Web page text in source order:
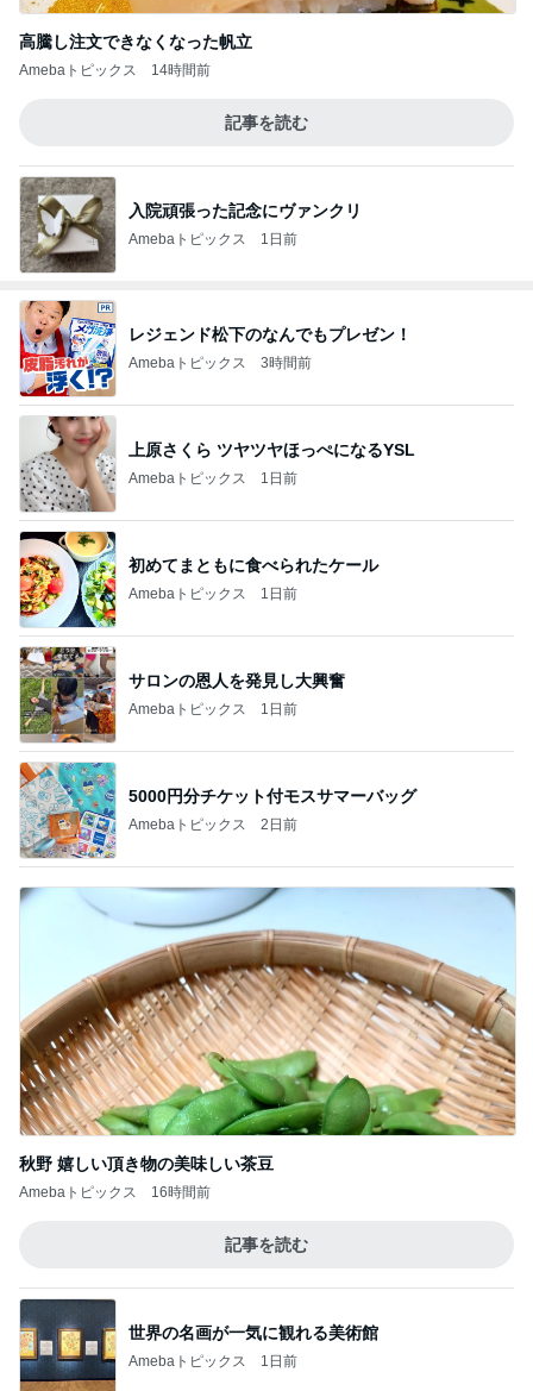
高騰し注文できなくなった帆立
Amebaトピックス 14時間前
記事を読む
入院頑張った記念にヴァンクリ
Amebaトピックス 1日前
レジェンド松下のなんでもプレゼン！
Amebaトピックス 3時間前
上原さくら ツヤツヤほっぺになるYSL
Amebaトピックス 1日前
初めてまともに食べられたケール
Amebaトピックス 1日前
サロンの恩人を発見し大興奮
Amebaトピックス 1日前
5000円分チケット付モスサマーバッグ
Amebaトピックス 2日前
秋野 嬉しい頂き物の美味しい茶豆
Amebaトピックス 16時間前
記事を読む
世界の名画が一気に観れる美術館
Amebaトピックス 1日前